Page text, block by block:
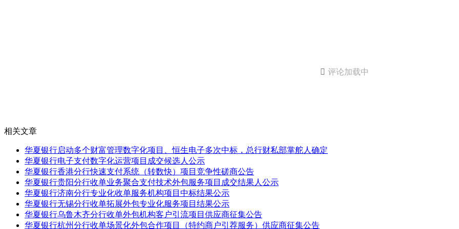
 评论加载中
相关文章
华夏银行启动多个财富管理数字化项目、恒生电子多次中标，总行财私部掌舵人确定
华夏银行电子支付数字化运营项目成交候选人公示
华夏银行香港分行快速支付系统（转数快）项目竞争性磋商公告
华夏银行贵阳分行收单业务聚合支付技术外包服务项目成交结果人公示
华夏银行济南分行专业化收单服务机构项目中标结果公示
华夏银行无锡分行收单拓展外包专业化服务项目结果公示
华夏银行乌鲁木齐分行收单外包机构客户引流项目供应商征集公告
华夏银行杭州分行收单场景化外包合作项目（特约商户引荐服务）供应商征集公告